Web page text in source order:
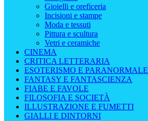
Gioielli e oreficeria
Incisioni e stampe
Moda e tessuti
Pittura e scultura
Vetri e ceramiche
CINEMA
CRITICA LETTERARIA
ESOTERISMO E PARANORMALE
FANTASY E FANTASCIENZA
FIABE E FAVOLE
FILOSOFIA E SOCIETÀ
ILLUSTRAZIONE E FUMETTI
GIALLI E DINTORNI